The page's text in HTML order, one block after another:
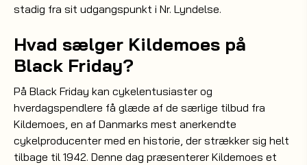
stadig fra sit udgangspunkt i Nr. Lyndelse.
Hvad sælger Kildemoes på
Black Friday?
På Black Friday kan cykelentusiaster og
hverdagspendlere få glæde af de særlige tilbud fra
Kildemoes, en af Danmarks mest anerkendte
cykelproducenter med en historie, der strækker sig helt
tilbage til 1942. Denne dag præsenterer Kildemoes et